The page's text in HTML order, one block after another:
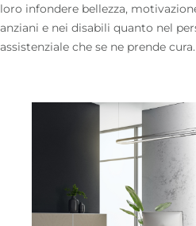
loro infondere bellezza,
anziani e nei disabili quanto nel
assistenziale che se ne prende cura.